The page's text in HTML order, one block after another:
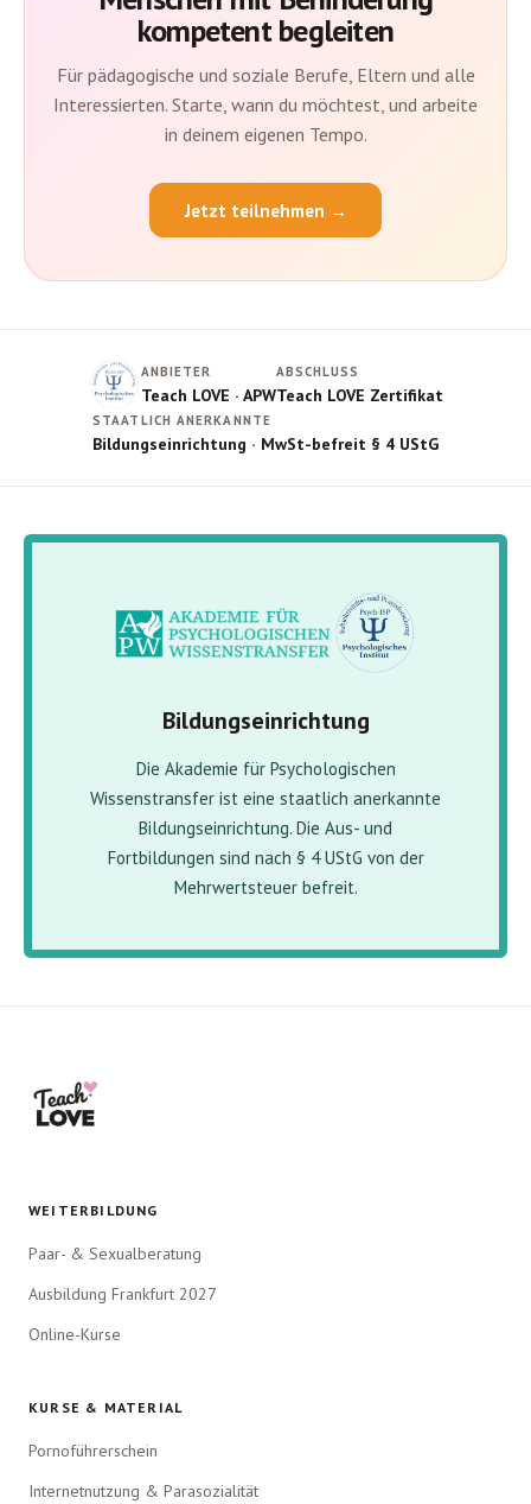
kompetent begleiten
Für pädagogische und soziale Berufe, Eltern und alle
Interessierten. Starte, wann du möchtest, und arbeite
in deinem eigenen Tempo.
Jetzt teilnehmen →
ANBIETER
Teach LOVE · APW
ABSCHLUSS
Teach LOVE Zertifikat
STAATLICH ANERKANNTE
Bildungseinrichtung · MwSt-befreit § 4 UStG
Bildungseinrichtung
Die Akademie für Psychologischen
Wissenstransfer ist eine staatlich anerkannte
Bildungseinrichtung. Die Aus- und
Fortbildungen sind nach § 4 UStG von der
Mehrwertsteuer befreit.
WEITERBILDUNG
Paar- & Sexualberatung
Ausbildung Frankfurt 2027
Online-Kurse
KURSE & MATERIAL
Pornoführerschein
Internetnutzung & Parasozialität